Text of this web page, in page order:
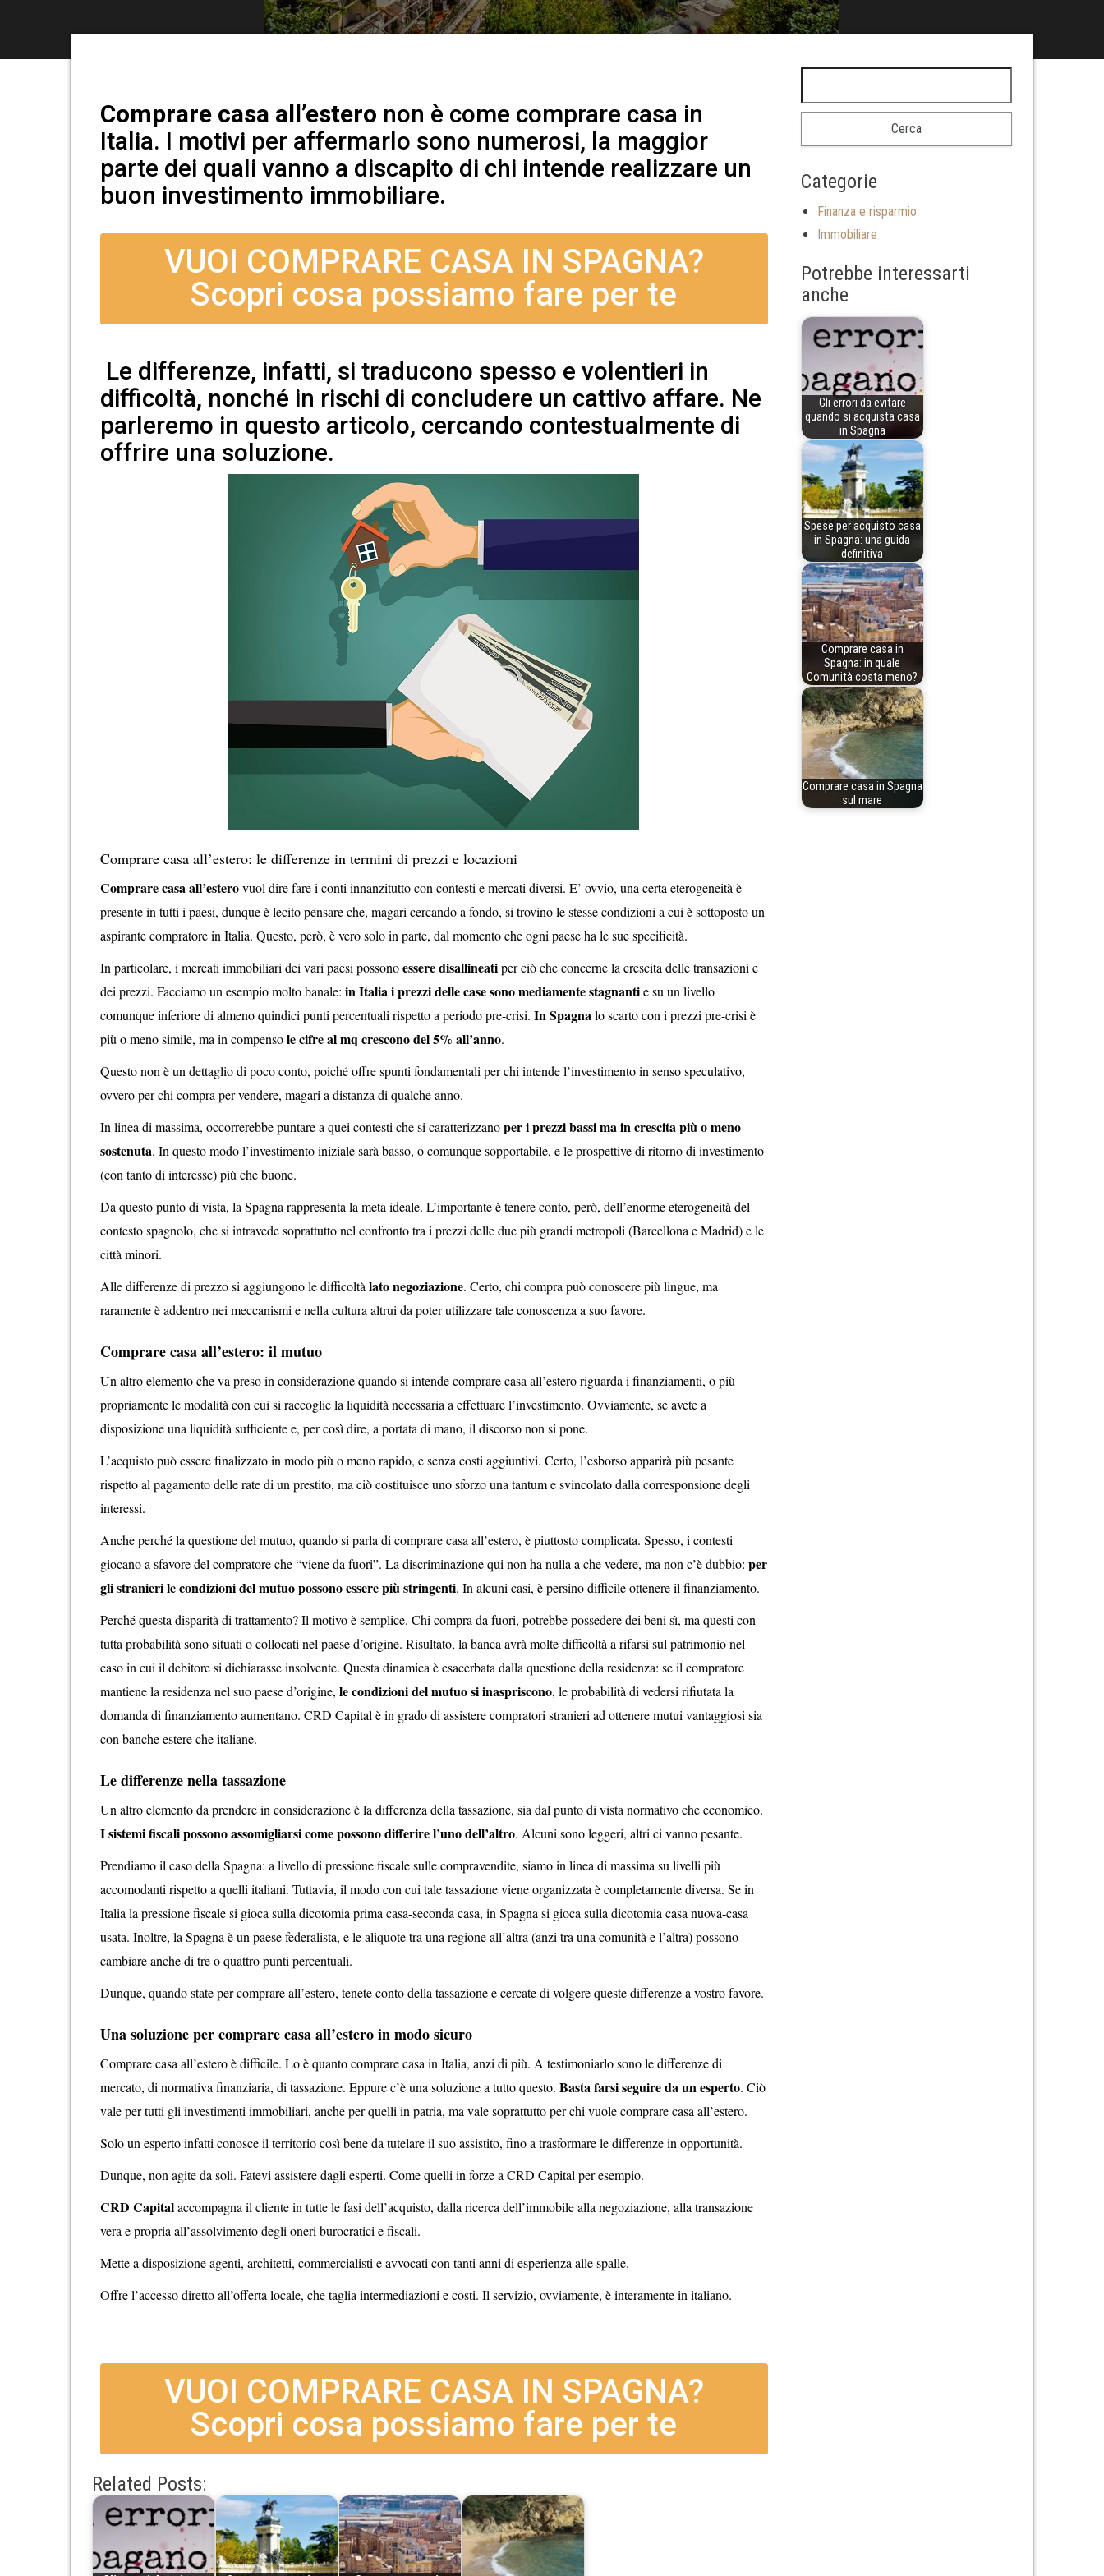
Comprare casa all’estero non è come comprare casa in
Italia. I motivi per affermarlo sono numerosi, la maggior
parte dei quali vanno a discapito di chi intende realizzare un
buon investimento immobiliare.
VUOI COMPRARE CASA IN SPAGNA?
Scopri cosa possiamo fare per te
Le differenze, infatti, si traducono spesso e volentieri in
difficoltà, nonché in rischi di concludere un cattivo affare. Ne
parleremo in questo articolo, cercando contestualmente di
offrire una soluzione.
Comprare casa all’estero: le differenze in termini di prezzi e locazioni
Comprare casa all’esterovuol dire fare i conti innanzitutto con contesti e mercati diversi. E’ ovvio, una certa eterogeneità è
presente in tutti i paesi, dunque è lecito pensare che, magari cercando a fondo, si trovino le stesse condizioni a cui è sottoposto un
aspirante compratore in Italia. Questo, però, è vero solo in parte, dal momento che ogni paese ha le sue specificità.
In particolare, i mercati immobiliari dei vari paesi possonoessere disallineatiper ciò che concerne la crescita delle transazioni e
dei prezzi. Facciamo un esempio molto banale: in Italia i prezzi delle case sono mediamente stagnantie su un livello
comunque inferiore di almeno quindici punti percentuali rispetto a periodo pre-crisi. In Spagnalo scarto con i prezzi pre-crisi è
più o meno simile, ma in compensole cifre al mq crescono del 5% all’anno.
Questo non è un dettaglio di poco conto, poiché offre spunti fondamentali per chi intende l’investimento in senso speculativo,
ovvero per chi compra per vendere, magari a distanza di qualche anno.
In linea di massima, occorrerebbe puntare a quei contesti che si caratterizzanoper i prezzi bassi ma in crescita più o meno
sostenuta. In questo modo l’investimento iniziale sarà basso, o comunque sopportabile, e le prospettive di ritorno di investimento
(con tanto di interesse) più che buone.
Da questo punto di vista, la Spagna rappresenta la meta ideale. L’importante è tenere conto, però, dell’enorme eterogeneità del
contesto spagnolo, che si intravede soprattutto nel confronto tra i prezzi delle due più grandi metropoli (Barcellona e Madrid) e le
città minori.
Alle differenze di prezzo si aggiungono le difficoltà lato negoziazione. Certo, chi compra può conoscere più lingue, ma
raramente è addentro nei meccanismi e nella cultura altrui da poter utilizzare tale conoscenza a suo favore.
Comprare casa all’estero: il mutuo
Un altro elemento che va preso in considerazione quando si intende comprare casa all’estero riguarda i finanziamenti, o più
propriamente le modalità con cui si raccoglie la liquidità necessaria a effettuare l’investimento. Ovviamente, se avete a
disposizione una liquidità sufficiente e, per così dire, a portata di mano, il discorso non si pone.
L’acquisto può essere finalizzato in modo più o meno rapido, e senza costi aggiuntivi. Certo, l’esborso apparirà più pesante
rispetto al pagamento delle rate di un prestito, ma ciò costituisce uno sforzo una tantum e svincolato dalla corresponsione degli
interessi.
Anche perché la questione del mutuo, quando si parla di comprare casa all’estero, è piuttosto complicata. Spesso, i contesti
giocano a sfavore del compratore che “viene da fuori”. La discriminazione qui non ha nulla a che vedere, ma non c’è dubbio: per
gli stranieri le condizioni del mutuo possono essere più stringenti. In alcuni casi, è persino difficile ottenere il finanziamento.
Perché questa disparità di trattamento? Il motivo è semplice. Chi compra da fuori, potrebbe possedere dei beni sì, ma questi con
tutta probabilità sono situati o collocati nel paese d’origine. Risultato, la banca avrà molte difficoltà a rifarsi sul patrimonio nel
caso in cui il debitore si dichiarasse insolvente. Questa dinamica è esacerbata dalla questione della residenza: se il compratore
mantiene la residenza nel suo paese d’origine, le condizioni del mutuo si inaspriscono, le probabilità di vedersi rifiutata la
domanda di finanziamento aumentano. CRD Capital è in grado di assistere compratori stranieri ad ottenere mutui vantaggiosi sia
con banche estere che italiane.
Le differenze nella tassazione
Un altro elemento da prendere in considerazione è la differenza della tassazione, sia dal punto di vista normativo che economico.
I sistemi fiscali possono assomigliarsi come possono differire l’uno dell’altro. Alcuni sono leggeri, altri ci vanno pesante.
Prendiamo il caso della Spagna: a livello di pressione fiscale sulle compravendite, siamo in linea di massima su livelli più
accomodanti rispetto a quelli italiani. Tuttavia, il modo con cui tale tassazione viene organizzata è completamente diversa. Se in
Italia la pressione fiscale si gioca sulla dicotomia prima casa-seconda casa, in Spagna si gioca sulla dicotomia casa nuova-casa
usata. Inoltre, la Spagna è un paese federalista, e le aliquote tra una regione all’altra (anzi tra una comunità e l’altra) possono
cambiare anche di tre o quattro punti percentuali.
Dunque, quando state per comprare all’estero, tenete conto della tassazione e cercate di volgere queste differenze a vostro favore.
Una soluzione per comprare casa all’estero in modo sicuro
Comprare casa all’estero è difficile. Lo è quanto comprare casa in Italia, anzi di più. A testimoniarlo sono le differenze di
mercato, di normativa finanziaria, di tassazione. Eppure c’è una soluzione a tutto questo. Basta farsi seguire da un esperto. Ciò
vale per tutti gli investimenti immobiliari, anche per quelli in patria, ma vale soprattutto per chi vuole comprare casa all’estero.
Solo un esperto infatti conosce il territorio così bene da tutelare il suo assistito, fino a trasformare le differenze in opportunità.
Dunque, non agite da soli. Fatevi assistere dagli esperti. Come quelli in forze a CRD Capital per esempio.
CRD Capitalaccompagna il cliente in tutte le fasi dell’acquisto, dalla ricerca dell’immobile alla negoziazione, alla transazione
vera e propria all’assolvimento degli oneri burocratici e fiscali.
Mette a disposizione agenti, architetti, commercialisti e avvocati con tanti anni di esperienza alle spalle.
Offre l’accesso diretto all’offerta locale, che taglia intermediazioni e costi. Il servizio, ovviamente, è interamente in italiano.
VUOI COMPRARE CASA IN SPAGNA?
Scopri cosa possiamo fare per te
Related Posts:
Categorie
Finanza e risparmio
Immobiliare
Potrebbe interessarti
anche
Gli errori da evitare
quando si acquista casa
in Spagna
Spese per acquisto casa
in Spagna: una guida
definitiva
Comprare casa in
Spagna: in quale
Comunità costa meno?
Comprare casa in Spagna
sul mare